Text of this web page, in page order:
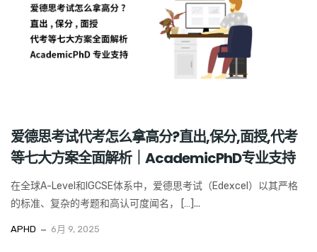
爱德思考试代考怎么拿高分?直出,保分,面授,代考
等七大方案全面解析｜AcademicPhD专业支持
在全球A-Level和IGCSE体系中，爱德思考试（Edexcel）以其严格
的标准、复杂的考题和高认可度闻名， […]...
APHD 6月 9, 2025